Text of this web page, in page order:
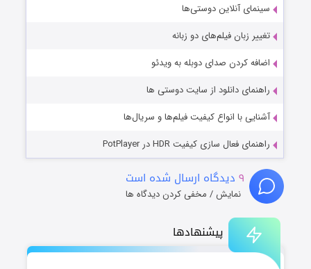
پیشنهادها
سینمای آنلاین دوستی‌ها
تغییر زبان فیلم‌های دو زبانه
اضافه کردن صدای دوبله به ویدئو
راهنمای دانلود از سایت دوستی ها
آشنایی با انواع کیفیت فیلم‌ها و سریال‌ها
راهنمای فعال سازی کیفیت HDR در PotPlayer
۹ دیدگاه ارسال شده است
نمایش / مخفی کردن دیدگاه ها